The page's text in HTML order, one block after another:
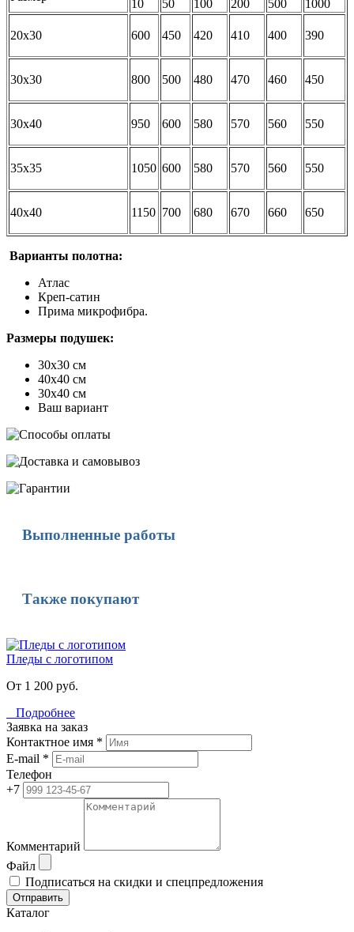
10 50 100 200 500 1000
20х30 600 450 420 410 400 390
30х30 800 500 480 470 460 450
30х40 950 600 580 570 560 550
35х35 1050 600 580 570 560 550
40х40 1150 700 680 670 660 650
Варианты полотна:
Атлас
Креп-сатин
Прима микрофибра.
Размеры подушек:
30х30 см
40х40 см
30х40 см
Ваш вариант
Выполненные работы
Также покупают
Пледы с логотипом
От 1 200 руб.
Подробнее
Заявка на заказ
Контактное имя *
E-mail *
Телефон
+7
Комментарий
Файл
Подписаться на скидки и спецпредложения
Отправить
Каталог